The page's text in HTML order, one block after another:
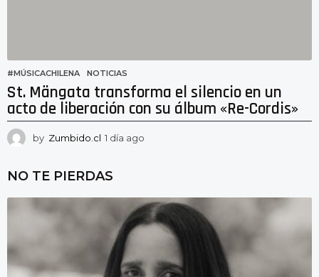
#MÚSICACHILENA ,NOTICIAS
St. Mängata transforma el silencio en un
acto de liberación con su álbum «Re-Cordis»
by Zumbido.cl 1 día ago
g
NO TE PIERDAS